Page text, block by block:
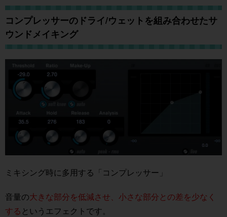
コンプレッサーのドライ/ウェットを組み合わせたサ
ウンドメイキング
ミキシング時に多用する「コンプレッサー」
音量の大きな部分を低減させ、小さな部分との差を少なく
する というエフェクトです。